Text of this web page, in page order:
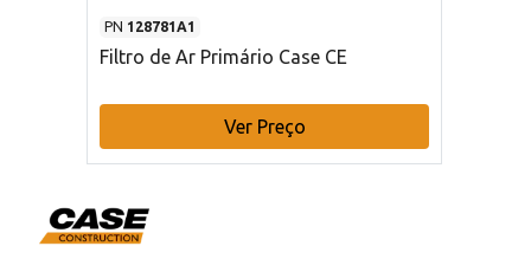
PN 128781A1
Filtro de Ar Primário Case CE
Ver Preço